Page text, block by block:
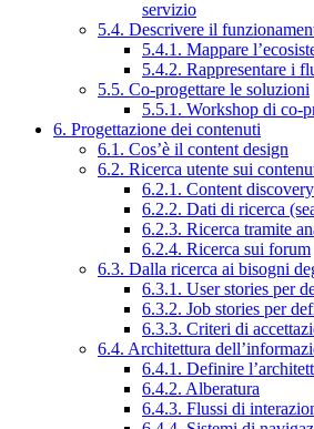
servizio
5.4. Descrivere il
5.4.1. Mappare
5.4.2. Rappresentare i
5.5. Co-progettare le soluzioni
5.5.1. Workshop di co-
6. Progettazione dei contenuti
6.1. Cos’è il content design
6.2. Ricerca utente sui
6.2.1. Content discovery
6.2.2. Dati di ricerca
6.2.3. Ricerca tramite
6.2.4. Ricerca sui forum
6.3. Dalla ricerca ai bisogni
6.3.1. User stories per
6.3.2. Job stories per
6.3.3. Criteri di
6.4. Architettura
6.4.1. Definire
6.4.2. Alberatura
6.4.3. Flussi di